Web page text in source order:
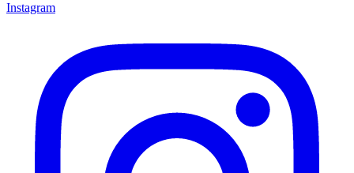
Instagram